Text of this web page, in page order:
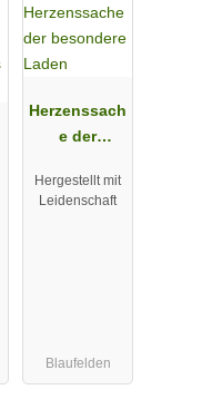
Herzenssach
e der
Laden
Hergestellt mit
Leidenschaft
Blaufelden